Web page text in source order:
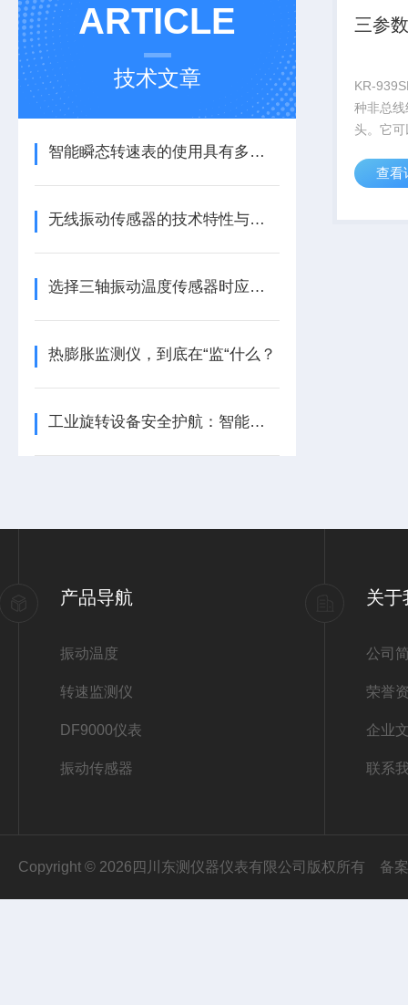
ARTICLE
技术文章
智能瞬态转速表的使用具有多方面的重要意义
无线振动传感器的技术特性与多领域应用实践
选择三轴振动温度传感器时应注意的细节
热膨胀监测仪，到底在“监“什么？
工业旋转设备安全护航：智能转速监测仪技术现状与应用优化研究
三参
KR-
种非总
头。它
现单台
查看
产品导航
振动温度
转速监测仪
DF9000仪表
振动传感器
关于
公司
荣誉
企业
联系
Copyright © 2026四川东测仪器仪表有限公司版权所有 备